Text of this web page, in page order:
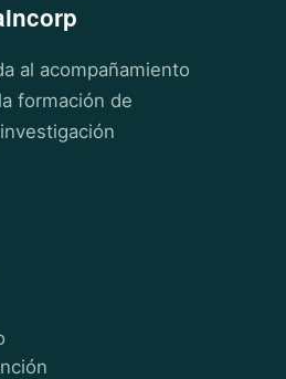
al acompañamiento
formación de